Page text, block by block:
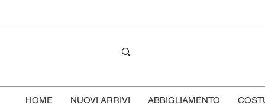
HOME NUOVI ARRIVI ABBIGLIAMENTO